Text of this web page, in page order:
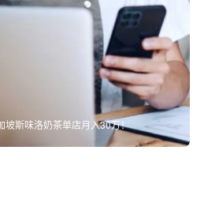
坡斯味洛奶茶单店月入30万！